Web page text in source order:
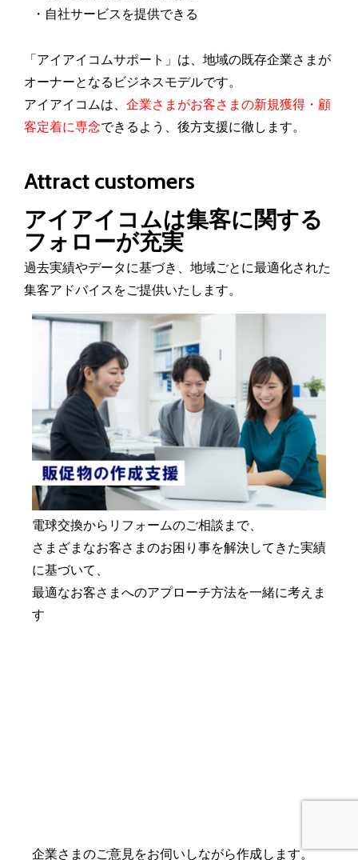
・自社サービスを提供できる
「アイアイコムサポート」は、地域の既存企業さまが
オーナーとなるビジネスモデルです。
アイアイコムは、 企業さまがお客さまの新規獲得・顧
客定着に専念できるよう、後方支援に徹します。
Attract customers
アイアイコムは集客に関する
フォローが充実
過去実績やデータに基づき、地域ごとに最適化された
集客アドバイスをご提供いたします。
電球交換からリフォームのご相談まで、
さまざまなお客さまのお困り事を解決してきた実績
に基づいて、
最適なお客さまへのアプローチ方法を一緒に考えま
す
企業さまのご意見をお伺いしながら作成します。